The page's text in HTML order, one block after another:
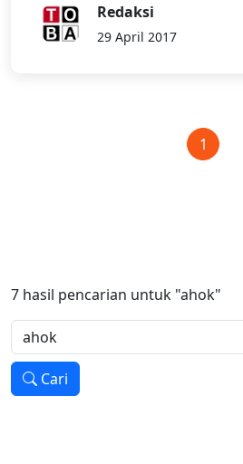
Redaksi
29 April 2017
1
7 hasil pencarian untuk "ahok"
Cari